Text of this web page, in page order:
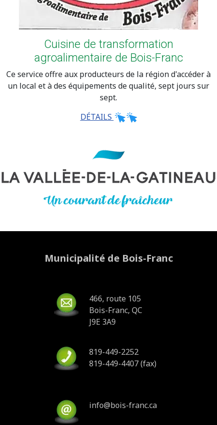
Cuisine de transformation
agroalimentaire de Bois-Franc
Ce service offre aux producteurs de la région d'accéder à
un local et à des équipements de qualité, sept jours sur
sept.
DÉTAILS
Municipalité de Bois-Franc
466, route 105
Bois-Franc, QC
J9E 3A9
819-449-2252
819-449-4407 (fax)
info@bois-franc.ca